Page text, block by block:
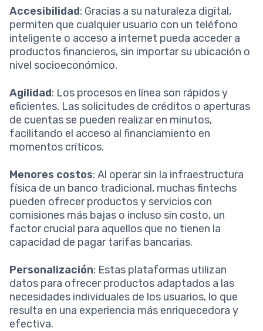
Accesibilidad: Gracias a su naturaleza digital,
permiten que cualquier usuario con un teléfono
inteligente o acceso a internet pueda acceder a
productos financieros, sin importar su ubicación o
nivel socioeconómico.
Agilidad: Los procesos en línea son rápidos y
eficientes. Las solicitudes de créditos o aperturas
de cuentas se pueden realizar en minutos,
facilitando el acceso al financiamiento en
momentos críticos.
Menores costos: Al operar sin la infraestructura
física de un banco tradicional, muchas fintechs
pueden ofrecer productos y servicios con
comisiones más bajas o incluso sin costo, un
factor crucial para aquellos que no tienen la
capacidad de pagar tarifas bancarias.
Personalización: Estas plataformas utilizan
datos para ofrecer productos adaptados a las
necesidades individuales de los usuarios, lo que
resulta en una experiencia más enriquecedora y
efectiva.